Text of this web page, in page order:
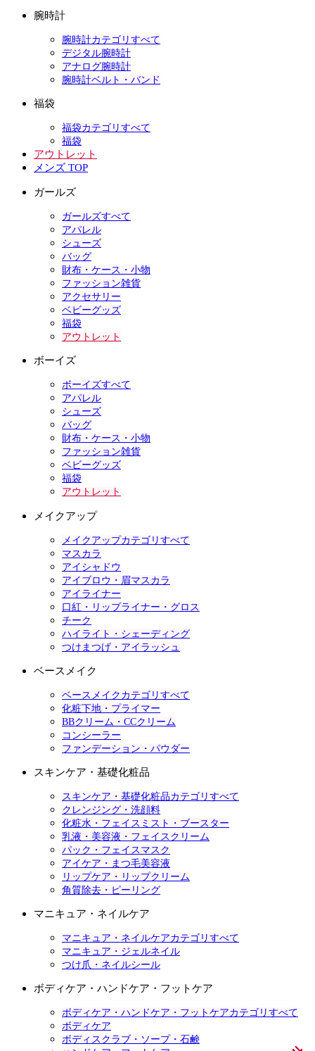
腕時計
腕時計カテゴリすべて
デジタル腕時計
アナログ腕時計
腕時計ベルト・バンド
福袋
福袋カテゴリすべて
福袋
アウトレット
メンズ TOP
ガールズ
ガールズすべて
アパレル
シューズ
バッグ
財布・ケース・小物
ファッション雑貨
アクセサリー
ベビーグッズ
福袋
アウトレット
ボーイズ
ボーイズすべて
アパレル
シューズ
バッグ
財布・ケース・小物
ファッション雑貨
ベビーグッズ
福袋
アウトレット
メイクアップ
メイクアップカテゴリすべて
マスカラ
アイシャドウ
アイブロウ・眉マスカラ
アイライナー
口紅・リップライナー・グロス
チーク
ハイライト・シェーディング
つけまつげ・アイラッシュ
ベースメイク
ベースメイクカテゴリすべて
化粧下地・プライマー
BBクリーム・CCクリーム
コンシーラー
ファンデーション・パウダー
スキンケア・基礎化粧品
スキンケア・基礎化粧品カテゴリすべて
クレンジング・洗顔料
化粧水・フェイスミスト・ブースター
乳液・美容液・フェイスクリーム
パック・フェイスマスク
アイケア・まつ毛美容液
リップケア・リップクリーム
角質除去・ピーリング
マニキュア・ネイルケア
マニキュア・ネイルケアカテゴリすべて
マニキュア・ジェルネイル
つけ爪・ネイルシール
ボディケア・ハンドケア・フットケア
ボディケア・ハンドケア・フットケアカテゴリすべて
ボディケア
ボディスクラブ・ソープ・石鹸